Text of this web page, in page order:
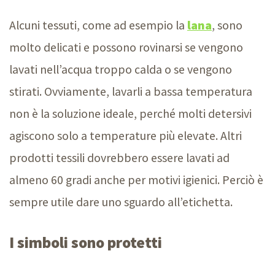
Alcuni tessuti, come ad esempio la lana, sono
molto delicati e possono rovinarsi se vengono
lavati nell’acqua troppo calda o se vengono
stirati. Ovviamente, lavarli a bassa temperatura
non è la soluzione ideale, perché molti detersivi
agiscono solo a temperature più elevate. Altri
prodotti tessili dovrebbero essere lavati ad
almeno 60 gradi anche per motivi igienici. Perciò è
sempre utile dare uno sguardo all’etichetta.
I simboli sono protetti